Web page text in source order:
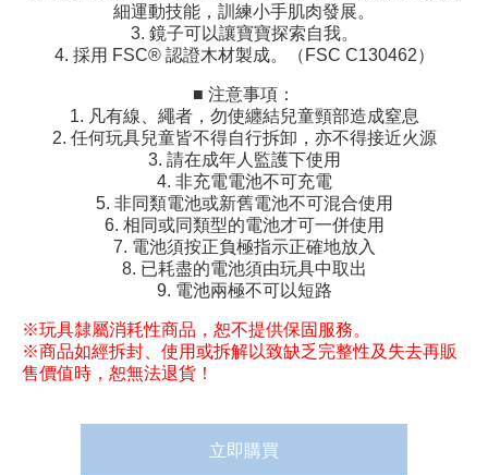
細運動技能，訓練小手肌肉發展。
3. 鏡子可以讓寶寶探索自我。
4. 採用 FSC® 認證木材製成。（FSC C130462）
■ 注意事項：
1. 凡有線、繩者，勿使纏結兒童頸部造成窒息
2. 任何玩具兒童皆不得自行拆卸，亦不得接近火源
3. 請在成年人監護下使用
4. 非充電電池不可充電
5. 非同類電池或新舊電池不可混合使用
6. 相同或同類型的電池才可一併使用
7. 電池須按正負極指示正確地放入
8. 已耗盡的電池須由玩具中取出
9. 電池兩極不可以短路
※玩具隸屬消耗性商品，恕不提供保固服務。
※商品如經拆封、使用或拆解以致缺乏完整性及失去再販
售價值時，恕無法退貨！
立即購買